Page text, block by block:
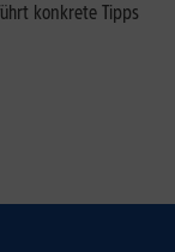
konkrete Tipps